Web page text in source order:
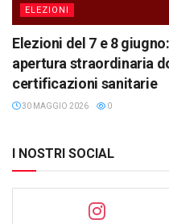
ELEZIONI
Elezioni del 7 e 8
apertura straordinaria
certificazioni sanitarie
30 MAGGIO 2026 0
I NOSTRI SOCIAL